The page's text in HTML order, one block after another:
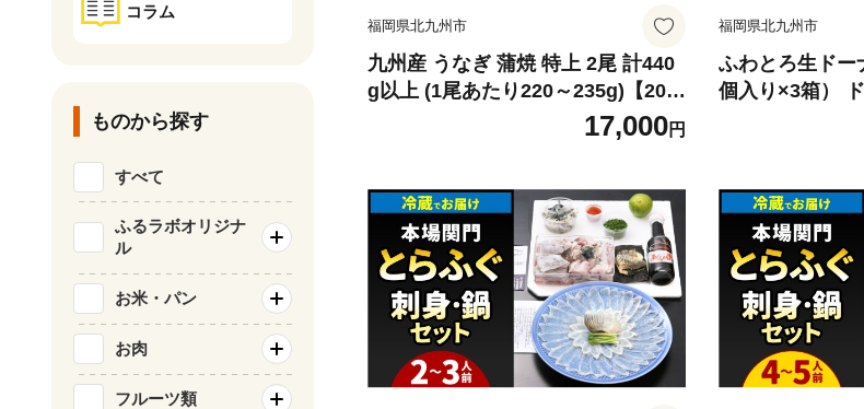
福岡県北九州市
九州産 うなぎ 蒲焼 特上 2尾 計440
g以上 (1尾あたり220～235g)【202
17,000円
福岡県北九州市
ふわとろ生ドー
個入り×3箱）
スイーツ 低糖
コラム
ものから探す
すべて
ふるラボオリジナ
ル
お米・パン
お肉
フルーツ類